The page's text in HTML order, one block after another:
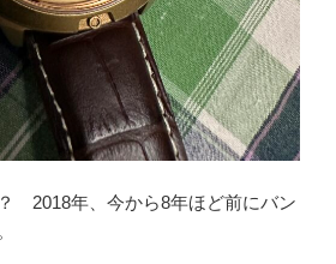
2018年、今から8年ほど前にバン